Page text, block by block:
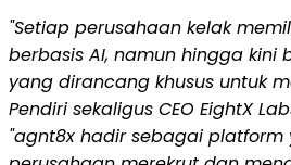
"Setiap perusahaan kelak
berbasis AI, namun hingga kini
yang dirancang khusus untuk
Pendiri sekaligus CEO EightX
"agnt8x hadir sebagai